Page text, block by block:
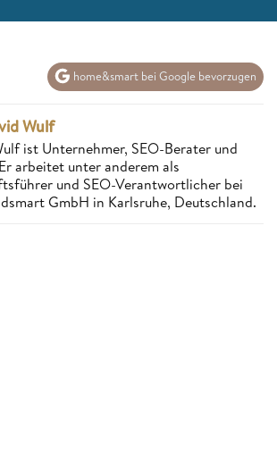
home&smart bei Google bevorzugen
Wulf
ist Unternehmer, SEO-Berater und
arbeitet unter anderem als
und SEO-Verantwortlicher bei
GmbH in Karlsruhe, Deutschland.